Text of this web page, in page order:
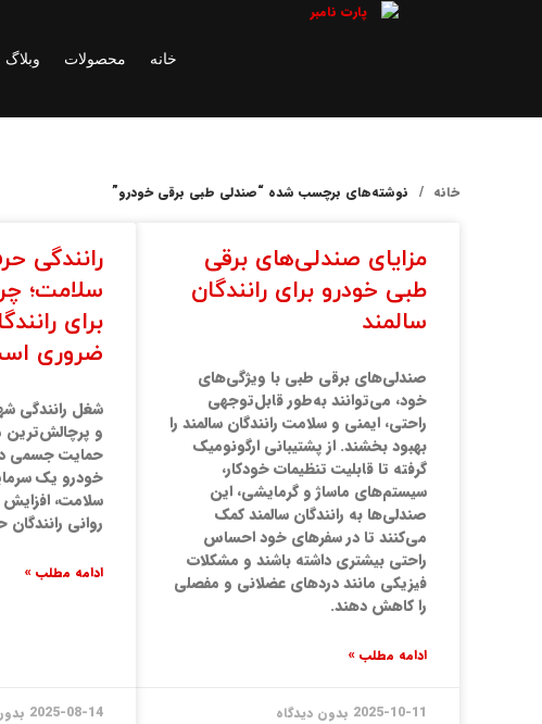
خانه محصولات وبلاگ
خانه نوشته‌های برچسب شده “صندلی طبی برقی خودرو”
مزایای صندلی‌های برقی
طبی خودرو برای رانندگان
سالمند
صندلی‌های برقی طبی با ویژگی‌های
خود، می‌توانند به‌طور قابل‌توجهی
راحتی، ایمنی و سلامت رانندگان سالمند را
بهبود بخشند. از پشتیبانی ارگونومیک
گرفته تا قابلیت تنظیمات خودکار،
سیستم‌های ماساژ و گرمایشی، این
صندلی‌ها به رانندگان سالمند کمک
می‌کنند تا در سفرهای خود احساس
راحتی بیشتری داشته باشند و مشکلات
فیزیکی مانند دردهای عضلانی و مفصلی
را کاهش دهند.
ادامه مطلب »
2025-10-11 بدون دیدگاه
رانندگی
سلامت؛
برای
ضروری
شغل رانندگی
و پرچالش‌ترین
حمایت جسمی
خودرو یک
سلامت،
روانی
ادامه مطلب »
2025-08-14